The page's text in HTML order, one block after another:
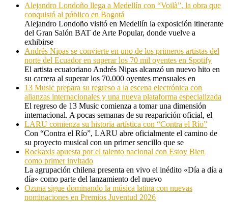
Alejandro Londoño llega a Medellín con “Voilà”, la obra que
conquistó al público en Bogotá
Alejandro Londoño visitó en Medellín la exposición itinerante
del Gran Salón BAT de Arte Popular, donde vuelve a
exhibirse
Andrés Nipas se convierte en uno de los primeros artistas del
norte del Ecuador en superar los 70 mil oyentes en Spotify
El artista ecuatoriano Andrés Nipas alcanzó un nuevo hito en
su carrera al superar los 70.000 oyentes mensuales en
13 Music prepara su regreso a la escena electrónica con
alianzas internacionales y una nueva plataforma especializada
El regreso de 13 Music comienza a tomar una dimensión
internacional. A pocas semanas de su reaparición oficial, el
LARU comienza su historia artística con “Contra el Río”
Con “Contra el Río”, LARU abre oficialmente el camino de
su proyecto musical con un primer sencillo que se
Rockaxis apuesta por el talento nacional con Estoy Bien
como primer invitado
La agrupación chilena presenta en vivo el inédito «Día a día a
día» como parte del lanzamiento del nuevo
Ozuna sigue dominando la música latina con nuevas
nominaciones en Premios Juventud 2026